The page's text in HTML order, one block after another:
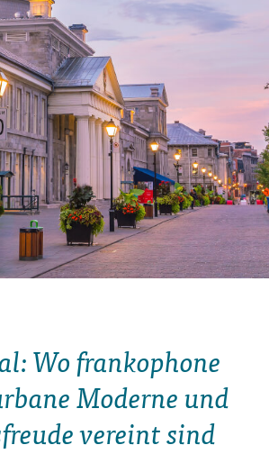
Wo frankophone
Moderne und
vereint sind